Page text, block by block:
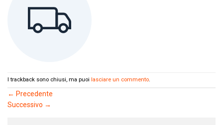
I trackback sono chiusi, ma puoi lasciare un commento.
← Precedente
Successivo →